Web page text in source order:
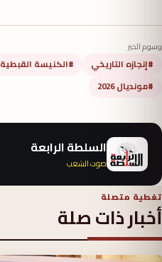
وسوم الخبر
#إنجازه التاريخي #الكنيسة القبطية
#مونديال 2026
السلطة الرابعة
صوت الشعب
تغطية متصلة
أخبار ذات صلة